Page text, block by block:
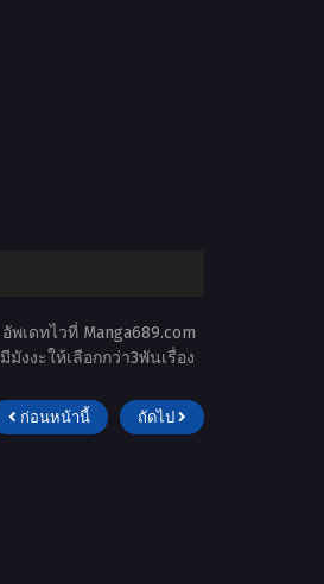
อัพเดทไวที่ Manga689.com
มีมังงะให้เลือกกว่า3พันเรื่อง
ก่อนหน้านี้ ถัดไป